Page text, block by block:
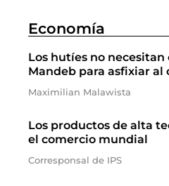
Economía
Los hutíes no
Mandeb para asfixiar al
Maximilian Malawista
Los productos de alta
el comercio mundial
Corresponsal de IPS